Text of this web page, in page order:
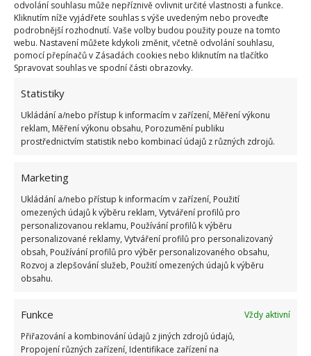
odvolání souhlasu může nepříznivě ovlivnit určité vlastnosti a funkce.
Kliknutím níže vyjádřete souhlas s výše uvedeným nebo proveďte
podrobnější rozhodnutí. Vaše volby budou použity pouze na tomto
webu. Nastavení můžete kdykoli změnit, včetně odvolání souhlasu,
pomocí přepínačů v Zásadách cookies nebo kliknutím na tlačítko
Spravovat souhlas ve spodní části obrazovky.
Statistiky
Ukládání a/nebo přístup k informacím v zařízení, Měření výkonu
reklam, Měření výkonu obsahu, Porozumění publiku
prostřednictvím statistik nebo kombinací údajů z různých zdrojů.
Marketing
Ukládání a/nebo přístup k informacím v zařízení, Použití
omezených údajů k výběru reklam, Vytváření profilů pro
personalizovanou reklamu, Používání profilů k výběru
personalizované reklamy, Vytváření profilů pro personalizovaný
obsah, Používání profilů pro výběr personalizovaného obsahu,
Rozvoj a zlepšování služeb, Použití omezených údajů k výběru
obsahu.
Funkce
Vždy aktivní
Přiřazování a kombinování údajů z jiných zdrojů údajů,
Propojení různých zařízení, Identifikace zařízení na
Na přístavbu použili architekti materiál Corten steel,
jenž je známý svou odolností vůči povětrnostním
vlivům a charakteristickou rezavou patinou. Stavbě
historický kontext původního domu
přístavba vznikla velmi promyšleně, jako adekvátní
doplněk k původnímu cihlovému řešení, uvádí na
Tuto historickou stavbu se podařilo architektům
citlivě zmodernizovat a přizpůsobit ji současným
potřebám, a to bez ztráty původní identity. Na
BydlímeÚtulně jsme vám představili ipřestavbu
historické školní budovyv New Hampshiru na
útulný domov.